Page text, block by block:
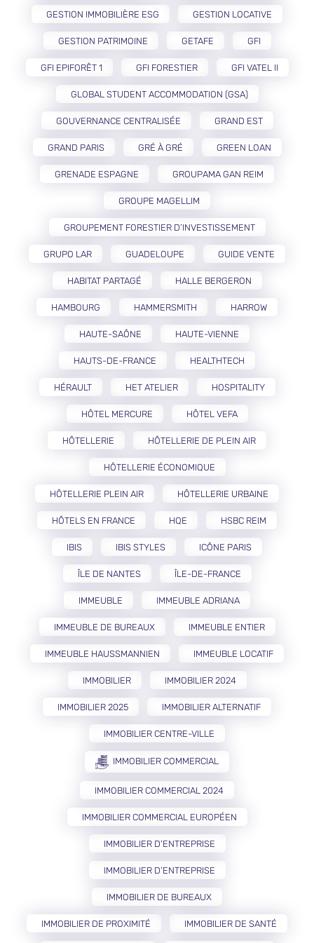
GESTION IMMOBILIÈRE ESG GESTION LOCATIVE
GESTION PATRIMOINE GETAFE GFI
GFI EPIFORÊT 1 GFI FORESTIER GFI VATEL II
GLOBAL STUDENT ACCOMMODATION (GSA)
GOUVERNANCE CENTRALISÉE GRAND EST
GRAND PARIS GRÉ À GRÉ GREEN LOAN
GRENADE ESPAGNE GROUPAMA GAN REIM
GROUPE MAGELLIM
GROUPEMENT FORESTIER D’INVESTISSEMENT
GRUPO LAR GUADELOUPE GUIDE VENTE
HABITAT PARTAGÉ HALLE BERGERON
HAMBOURG HAMMERSMITH HARROW
HAUTE-SAÔNE HAUTE-VIENNE
HAUTS-DE-FRANCE HEALTHTECH
HÉRAULT HET ATELIER HOSPITALITY
HÔTEL MERCURE HÔTEL VEFA
HÔTELLERIE HÔTELLERIE DE PLEIN AIR
HÔTELLERIE ÉCONOMIQUE
HÔTELLERIE PLEIN AIR HÔTELLERIE URBAINE
HÔTELS EN FRANCE HQE HSBC REIM
IBIS IBIS STYLES ICÔNE PARIS
ÎLE DE NANTES ÎLE-DE-FRANCE
IMMEUBLE IMMEUBLE ADRIANA
IMMEUBLE DE BUREAUX IMMEUBLE ENTIER
IMMEUBLE HAUSSMANNIEN IMMEUBLE LOCATIF
IMMOBILIER IMMOBILIER 2024
IMMOBILIER 2025 IMMOBILIER ALTERNATIF
IMMOBILIER CENTRE-VILLE
IMMOBILIER COMMERCIAL
IMMOBILIER COMMERCIAL 2024
IMMOBILIER COMMERCIAL EUROPÉEN
IMMOBILIER D'ENTREPRISE
IMMOBILIER D’ENTREPRISE
IMMOBILIER DE BUREAUX
IMMOBILIER DE PROXIMITÉ IMMOBILIER DE SANTÉ